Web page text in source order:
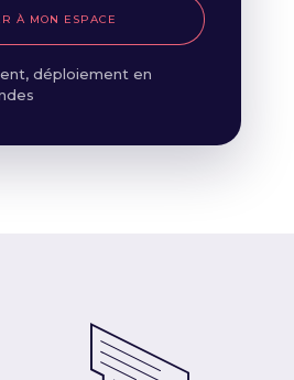
À MON ESPACE
déploiement en